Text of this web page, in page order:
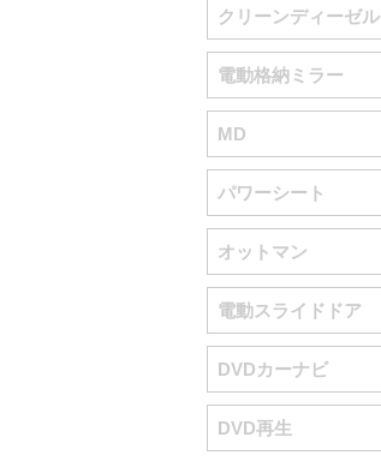
クリーンディーゼル
電動格納ミラー
MD
パワーシート
オットマン
電動スライドドア
DVDカーナビ
DVD再生